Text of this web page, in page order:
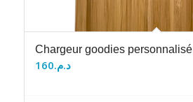
Chargeur goodies personnalisé
د.م.160